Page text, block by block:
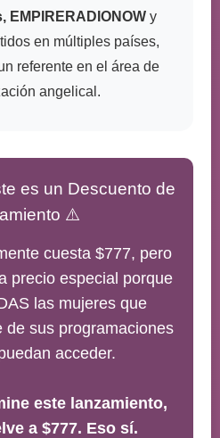
EMPIRERADIONOWy
en múltiples países,
referente en el área de
angelical.
es un Descuento de
⚠️
cuesta $777, pero
precio especial porque
las mujeres que
de sus programaciones
acceder.
este lanzamiento,
a $777. Eso sí.